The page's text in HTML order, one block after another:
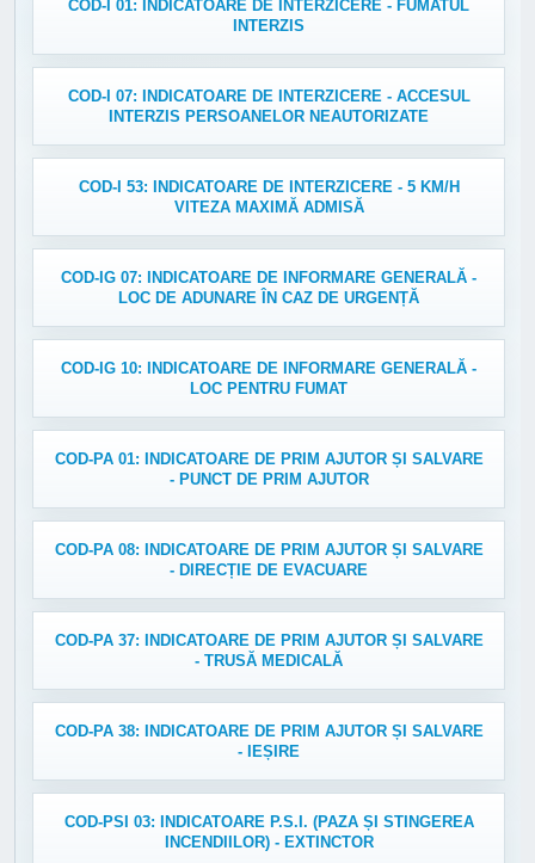
COD-I 01: INDICATOARE DE INTERZICERE - FUMATUL
INTERZIS
COD-I 07: INDICATOARE DE INTERZICERE - ACCESUL
INTERZIS PERSOANELOR NEAUTORIZATE
COD-I 53: INDICATOARE DE INTERZICERE - 5 KM/H
VITEZA MAXIMĂ ADMISĂ
COD-IG 07: INDICATOARE DE INFORMARE GENERALĂ -
LOC DE ADUNARE ÎN CAZ DE URGENȚĂ
COD-IG 10: INDICATOARE DE INFORMARE GENERALĂ -
LOC PENTRU FUMAT
COD-PA 01: INDICATOARE DE PRIM AJUTOR ȘI SALVARE
- PUNCT DE PRIM AJUTOR
COD-PA 08: INDICATOARE DE PRIM AJUTOR ȘI SALVARE
- DIRECȚIE DE EVACUARE
COD-PA 37: INDICATOARE DE PRIM AJUTOR ȘI SALVARE
- TRUSĂ MEDICALĂ
COD-PA 38: INDICATOARE DE PRIM AJUTOR ȘI SALVARE
- IEȘIRE
COD-PSI 03: INDICATOARE P.S.I. (PAZA ȘI STINGEREA
INCENDIILOR) - EXTINCTOR